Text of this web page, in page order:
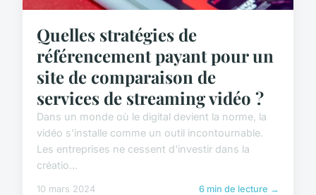
Quelles stratégies de
référencement payant pour un
site de comparaison de
services de streaming vidéo ?
Dans un monde où le digital devient la norme, la
vidéo s'installe comme un outil incontournable.
Les entreprises ne cessent d'investir dans la
créatio...
10 mars 2024 6 min de lecture →